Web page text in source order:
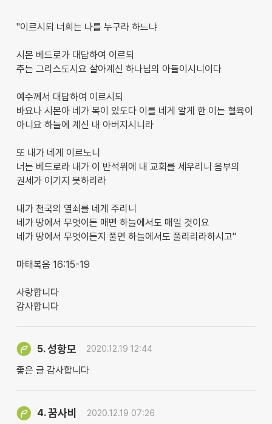
"이르시되 너희는 나를 누구라 하느냐
시몬 베드로가 대답하여 이르되
주는 그리스도시요 살아계신 하나님의 아들이시니이다
예수께서 대답하여 이르시되
바요나 시몬아 네가 복이 있도다 이를 네게 알게 한 이는 혈육이
아니요 하늘에 계신 내 아버지시니라
또 내가 네게 이르노니
너는 베드로라 내가 이 반석위에 내 교회를 세우리니 음부의
권세가 이기지 못하리라
내가 천국의 열쇠를 네게 주리니
네가 땅에서 무엇이든 매면 하늘에서도 매일 것이요
네가 땅에서 무엇이든지 풀면 하늘에서도 풀리리라하시고"
마태복음 16:15-19
사랑합니다
감사합니다
5.성항모 2020.12.19 12:44
좋은 글 감사합니다
4.꿈사비 2020.12.19 07:26